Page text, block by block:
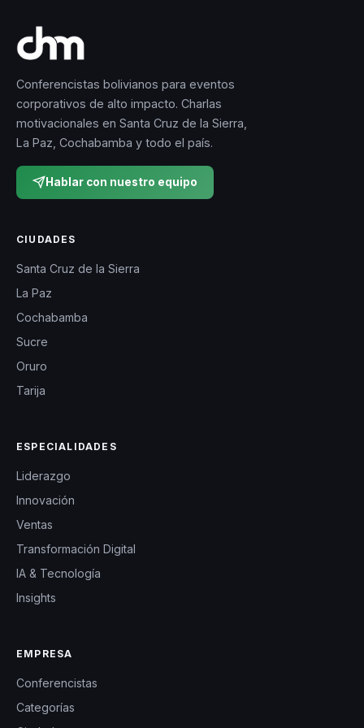
Conferencistas bolivianos para eventos
corporativos de alto impacto. Charlas
motivacionales en Santa Cruz de la Sierra,
La Paz, Cochabamba y todo el país.
Hablar con nuestro equipo
CIUDADES
Santa Cruz de la Sierra
La Paz
Cochabamba
Sucre
Oruro
Tarija
ESPECIALIDADES
Liderazgo
Innovación
Ventas
Transformación Digital
IA & Tecnología
Insights
EMPRESA
Conferencistas
Categorías